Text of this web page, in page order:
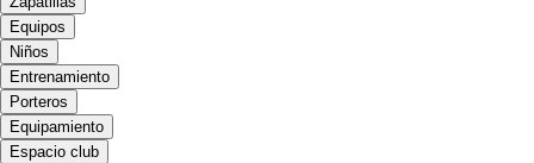
Equipos
Niños
Entrenamiento
Porteros
Equipamiento
Espacio club